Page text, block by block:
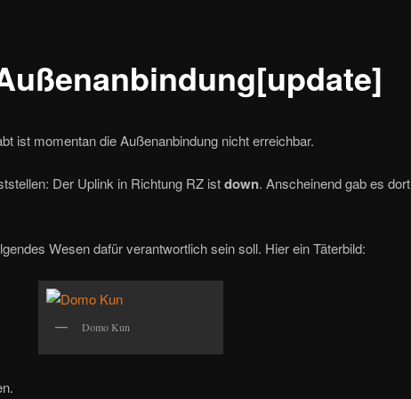
ist momentan die Außenanbindung nicht erreichbar.
Der Uplink in Richtung RZ istdown. Anscheinend gab es dort
Wesen dafür verantwortlich sein soll. Hier ein Täterbild:
Domo Kun